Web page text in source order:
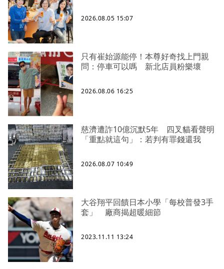
2026.08.05 15:07
只有崔始源能停！本尊好奇找上門親
問：停車可以嗎 新北店員粉樂壞
2026.08.06 16:25
慈濟遭詐10億沉默5年 四叉貓看聲明
「重點就這句」：若判有罪錢還我
2026.08.07 10:49
大谷翔平回饋日本小學「每校普發3手
套」 廠商揭超暖細節
2023.11.11 13:24